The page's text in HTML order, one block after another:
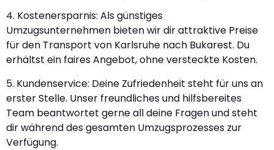
4. Kostenersparnis: Als günstiges
Umzugsunternehmen bieten wir dir attraktive Preise
für den Transport von Karlsruhe nach Bukarest. Du
erhältst ein faires Angebot, ohne versteckte Kosten.
5. Kundenservice: Deine Zufriedenheit steht für uns an
erster Stelle. Unser freundliches und hilfsbereites
Team beantwortet gerne all deine Fragen und steht
dir während des gesamten Umzugsprozesses zur
Verfügung.